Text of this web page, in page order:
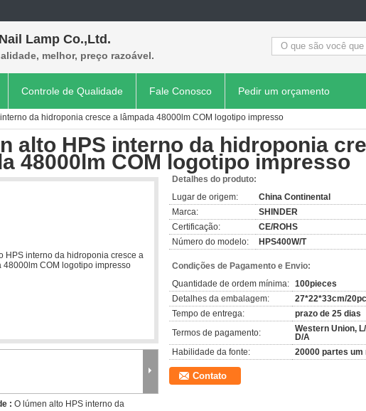
Lamp Co.,Ltd.
melhor, preço razoável.
Controle de Qualidade Fale Conosco Pedir um orçamento
da hidroponia cresce a lâmpada 48000lm COM logotipo impresso
alto HPS interno da hidroponia
48000lm COM logotipo impresso
: O lúmen alto HPS interno da
Detalhes do produto:
Lugar de origem:
China Continental
Marca:
SHINDER
Certificação:
CE/ROHS
Número do modelo:
HPS400W/T
Condições de Pagamento e Envio:
Quantidade de ordem mínima: 100pieces
Detalhes da embalagem:
27*22*33cm/
Tempo de entrega:
prazo de 25 dias
Termos de pagamento:
Western Union,
D/A
Habilidade da fonte:
20000 partes um
Contato